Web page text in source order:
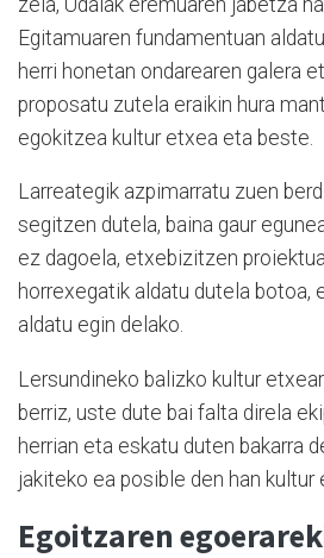
Egitamuaren fundamentuan
herri honetan ondarearen galera
proposatu zutela eraikin hura
egokitzea kultur etxea eta beste.
Larreategik azpimarratu zuen
segitzen dutela, baina gaur
ez dagoela, etxebizitzen
horrexegatik aldatu dutela botoa,
aldatu egin delako.
Lersundineko balizko kultur
berriz, uste dute bai falta direla
herrian eta eskatu duten bakarra
jakiteko ea posible den han kultur
Egoitzaren